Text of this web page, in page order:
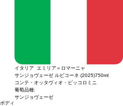
ディ
イタリア エミリア＝ロマーニャ
サンジョヴェーゼ ルビコーネ (2025)750ml
コンテ・オッタヴィオ・ピッコロミニ
葡萄品種:
サンジョヴェーゼ